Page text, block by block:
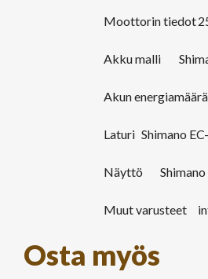
Moottorin tiedot
Akku malli
Akun
Laturi Shimano
Näyttö
Muut varusteet
Osta myös